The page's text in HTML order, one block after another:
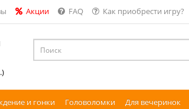
Акции FAQ Как приобрести игру?
и гонки Головоломки Для вечеринок